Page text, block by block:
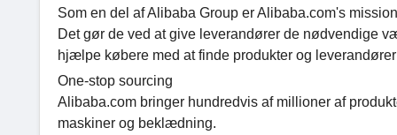
Som en del af Alibaba Group er Alibaba.com's
Det gør de ved at give leverandører de nødvendige
hjælpe købere med at finde produkter og
One-stop sourcing
Alibaba.com bringer hundredvis af millioner af
maskiner og beklædning.